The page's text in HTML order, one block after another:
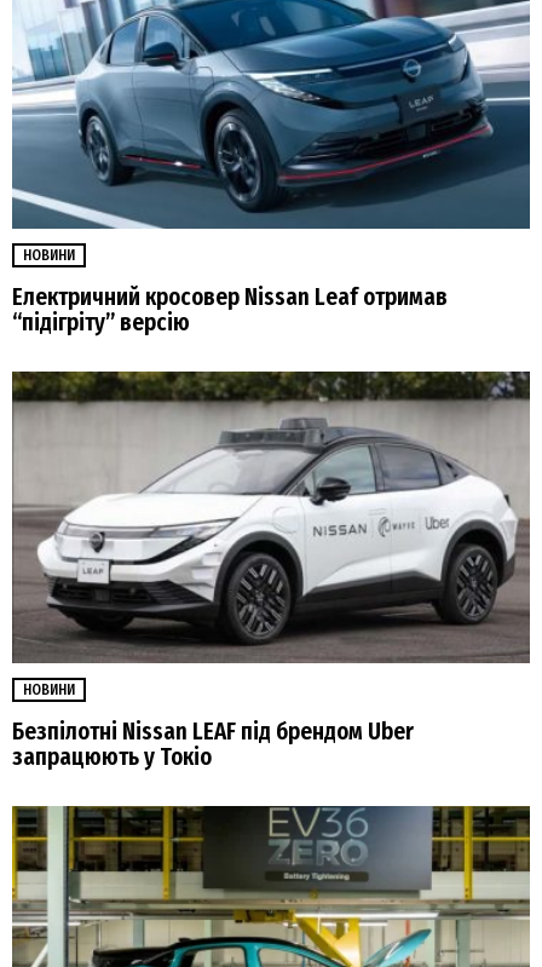
НОВИНИ
Електричний кросовер Nissan Leaf отримав
“підігріту” версію
НОВИНИ
Безпілотні Nissan LEAF під брендом Uber
запрацюють у Токіо